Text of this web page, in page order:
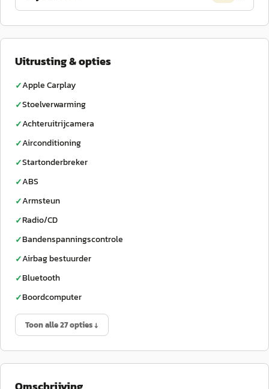
Uitrusting & opties
✓Apple Carplay
✓Stoelverwarming
✓Achteruitrijcamera
✓Airconditioning
✓Startonderbreker
✓ABS
✓Armsteun
✓Radio/CD
✓Bandenspanningscontrole
✓Airbag bestuurder
✓Bluetooth
✓Boordcomputer
Toon alle 27 opties ↓